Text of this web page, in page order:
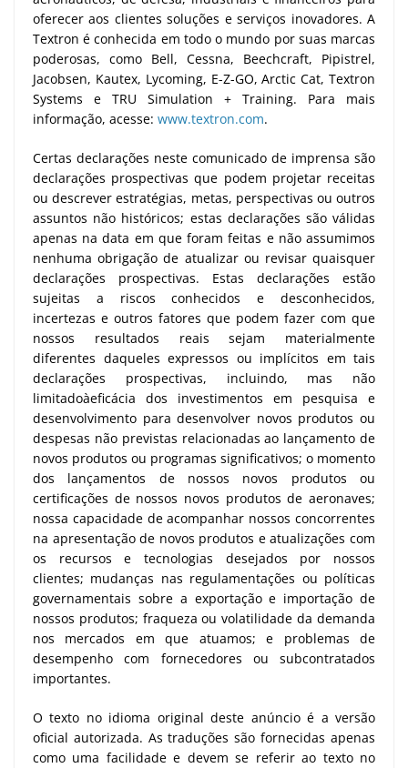
oferecer aos clientes soluções e serviços inovadores. A
Textron é conhecida em todo o mundo por suas marcas
poderosas, como Bell, Cessna, Beechcraft, Pipistrel,
Jacobsen, Kautex, Lycoming, E-Z-GO, Arctic Cat, Textron
Systems e TRU Simulation + Training. Para mais
informação, acesse: www.textron.com.
Certas declarações neste comunicado de imprensa são
declarações prospectivas que podem projetar receitas
ou descrever estratégias, metas, perspectivas ou outros
assuntos não históricos; estas declarações são válidas
apenas na data em que foram feitas e não assumimos
nenhuma obrigação de atualizar ou revisar quaisquer
declarações prospectivas. Estas declarações estão
sujeitas a riscos conhecidos e desconhecidos,
incertezas e outros fatores que podem fazer com que
nossos resultados reais sejam materialmente
diferentes daqueles expressos ou implícitos em tais
declarações prospectivas, incluindo, mas não
limitadoàeficácia dos investimentos em pesquisa e
desenvolvimento para desenvolver novos produtos ou
despesas não previstas relacionadas ao lançamento de
novos produtos ou programas significativos; o momento
dos lançamentos de nossos novos produtos ou
certificações de nossos novos produtos de aeronaves;
nossa capacidade de acompanhar nossos concorrentes
na apresentação de novos produtos e atualizações com
os recursos e tecnologias desejados por nossos
clientes; mudanças nas regulamentações ou políticas
governamentais sobre a exportação e importação de
nossos produtos; fraqueza ou volatilidade da demanda
nos mercados em que atuamos; e problemas de
desempenho com fornecedores ou subcontratados
importantes.
O texto no idioma original deste anúncio é a versão
oficial autorizada. As traduções são fornecidas apenas
como uma facilidade e devem se referir ao texto no